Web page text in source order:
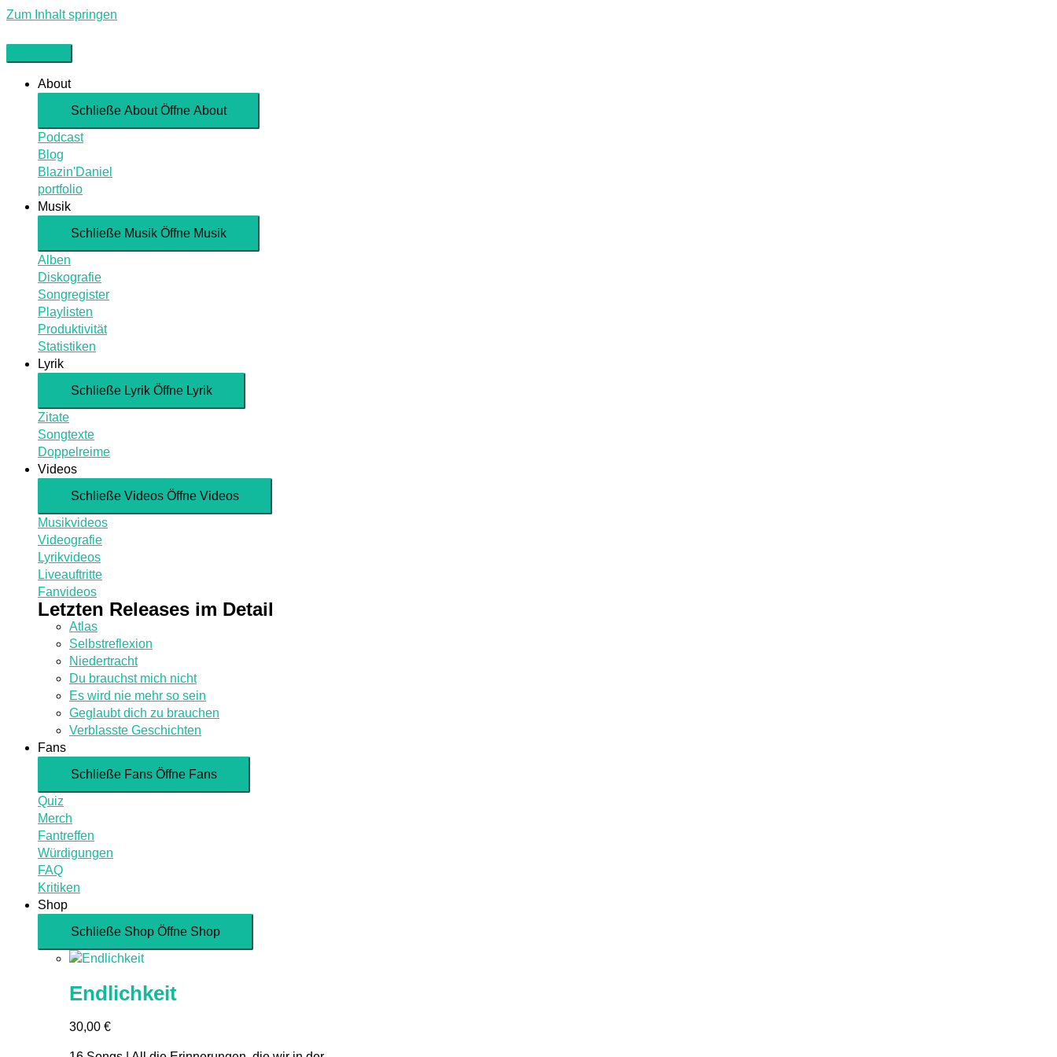
Zum Inhalt springen
About
Schließe About Öffne About
Podcast
Blog
Blazin'Daniel
portfolio
Musik
Schließe Musik Öffne Musik
Alben
Diskografie
Songregister
Playlisten
Produktivität
Statistiken
Lyrik
Schließe Lyrik Öffne Lyrik
Zitate
Songtexte
Doppelreime
Videos
Schließe Videos Öffne Videos
Musikvideos
Videografie
Lyrikvideos
Liveauftritte
Fanvideos
Letzten Releases im Detail
Atlas
Selbstreflexion
Niedertracht
Du brauchst mich nicht
Es wird nie mehr so sein
Geglaubt dich zu brauchen
Verblasste Geschichten
Fans
Schließe Fans Öffne Fans
Quiz
Merch
Fantreffen
Würdigungen
FAQ
Kritiken
Shop
Schließe Shop Öffne Shop
Endlichkeit
30,00 €